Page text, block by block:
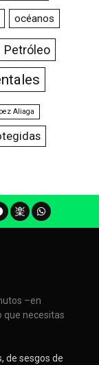
océanos
Petróleo
Aliaga
–en
que necesitas
de sesgos de